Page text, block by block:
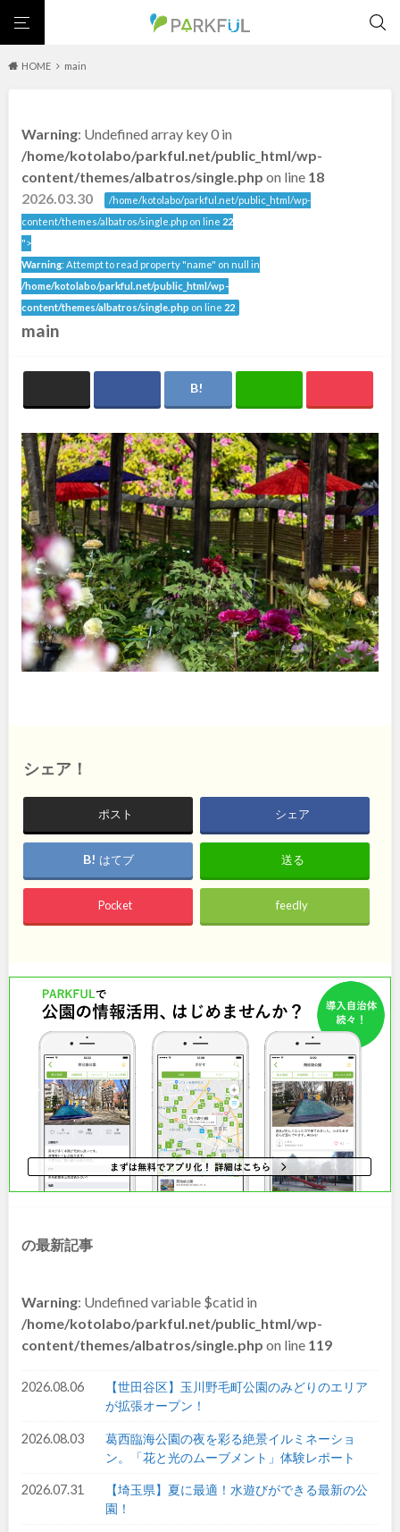
自然が豊か
梅・桜の名所 景色が良い
テニスコート
野球場 紅葉の名所 バーベキュー
カフェ・レストラン サッカー・フットサル
ランニングコース
歴史・文化財 日本庭園
紅葉の美しい公園
さくら名所100公園
屋内遊び場
アスレチックコース
バスケットボール
彫刻・アート 桜・梅の名所
洋式庭園
ドッグラン ローラー滑り台
Pickup
花の名所 プレーパーク 公園グルメ
インクルーシブパーク
スケートパーク
ライトアップ イルミネーション
イベント
地域で探す
北海道・東北
北海道 青森
秋田
茨城 栃木
群馬 埼玉
千葉 東京
神奈川
山梨 長野
岐阜 静岡
三重 滋賀
京都 大阪
兵庫 奈良
中国・四国
岡山
山口 徳島
香川
大型遊具
ピックアップ1000公園
自然が豊か
梅・桜の名所
景色が良い
水遊び
テニスコート
野球場
紅葉の名所
カフェ・レストラン
サッカー・フットサル
ランニングコース
動物園・ふれあい
屋内遊び場
アスレチックコース
洋式庭園
ドッグラン
ローラー滑り台
植物園
夜景スポット
Pickup
花の名所
プレーパーク
公園グルメ
美術館
インクルーシブパーク
屋根付き遊び場
花菖蒲
キャンプ場
バスケットゴール
ふわふわドーム
健康遊具
ゲートボール
地域で探す
HOME main
Warning: Undefined array key 0 in
/home/kotolabo/parkful.net/public_html/wp-
content/themes/albatros/single.php on line 18
2026.03.30
/home/kotolabo/parkful.net/public_html/wp-
content/themes/albatros/single.php on line 22
">
Warning: Attempt to read property "name" on null in
/home/kotolabo/parkful.net/public_html/wp-
content/themes/albatros/single.php on line 22
main
シェア！
ポスト シェア
はてブ 送る
Pocket feedly
の最新記事
Warning: Undefined variable $catid in
/home/kotolabo/parkful.net/public_html/wp-
content/themes/albatros/single.php on line 119
2026.08.06
【世田谷区】玉川野毛町公園のみどりのエリア
が拡張オープン！
2026.08.03
葛西臨海公園の夜を彩る絶景イルミネーショ
ン。「花と光のムーブメント」体験レポート
2026.07.31
【埼玉県】夏に最適！水遊びができる最新の公
園！